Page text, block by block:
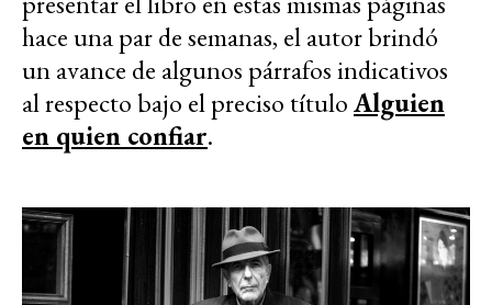
hace una par de semanas, el autor brindó
un avance de algunos párrafos indicativos
al respecto bajo el preciso títuloAlguien
en quien confiar.